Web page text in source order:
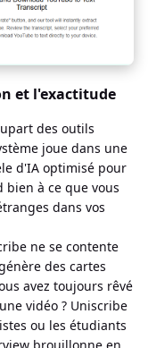
et l'exactitude
des outils
joue dans une
d'IA optimisé pour
à ce que vous
dans vos
ne se contente
des cartes
avez toujours rêvé
vidéo ? Uniscribe
ou les étudiants